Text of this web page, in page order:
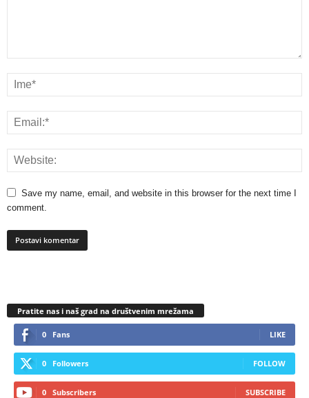
Save my name, email, and website in this browser for the next time I
comment.
Pratite nas i naš grad na društvenim mrežama
0 Fans LIKE
0 Followers FOLLOW
0 Subscribers SUBSCRIBE